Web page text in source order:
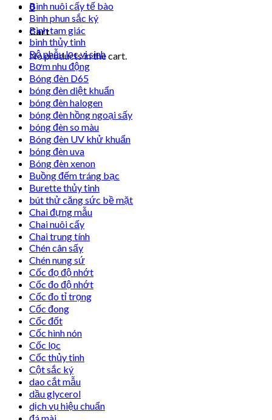
0
Cart
No products in the cart.
Bình nuôi cấy tế bào
Bình phun sắc ký
Bình tam giác
bình thủy tinh
Bộ phễu lọc vi sinh
Bơm nhu động
Bóng đèn D65
bóng đèn diệt khuẩn
bóng đèn halogen
bóng đèn hồng ngoại sấy
bóng đèn so màu
Bóng đèn UV khử khuẩn
bóng đèn uva
Bóng đèn xenon
Buồng đếm tráng bạc
Burette thủy tinh
bút thử căng sức bề mặt
Chai đựng mẫu
Chai nuôi cấy
Chai trung tính
Chén cân sấy
Chén nung sứ
Cốc đọ độ nhớt
Cốc đo độ nhớt
Cốc đo tỉ trọng
Cốc đong
Cốc đốt
Cốc hình nón
Cốc lọc
Cốc thủy tinh
Cột sắc ký
dao cắt mẫu
dầu glycerol
dịch vụ hiệu chuẩn